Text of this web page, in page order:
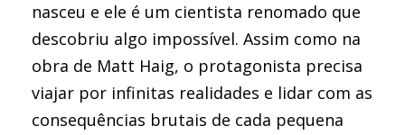
nasceu e ele é um cientista renomado que
descobriu algo impossível. Assim como na
obra de Matt Haig, o protagonista precisa
viajar por infinitas realidades e lidar com as
consequências brutais de cada pequena